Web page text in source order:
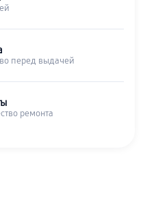
перед выдачей
ремонта